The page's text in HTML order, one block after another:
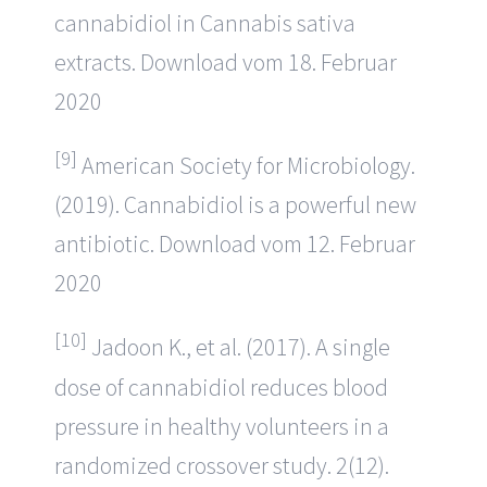
cannabidiol in Cannabis sativa
extracts. Download vom 18. Februar
2020
[9] American Society for Microbiology.
(2019). Cannabidiol is a powerful new
antibiotic. Download vom 12. Februar
2020
[10] Jadoon K., et al. (2017). A single
dose of cannabidiol reduces blood
pressure in healthy volunteers in a
randomized crossover study. 2(12).